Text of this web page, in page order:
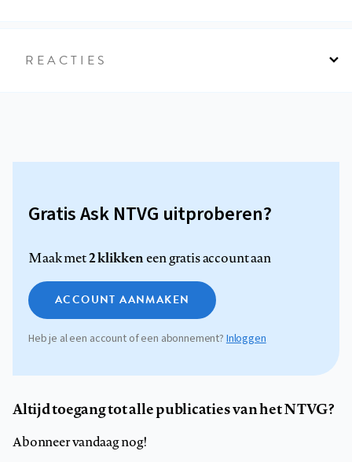
REACTIES
Gratis Ask NTVG uitproberen?
Maak met2 klikkeneen gratis account aan
ACCOUNT AANMAKEN
Heb je al een account of een abonnement?Inloggen
Altijd toegang tot alle publicaties van het NTVG?
Abonneer vandaag nog!